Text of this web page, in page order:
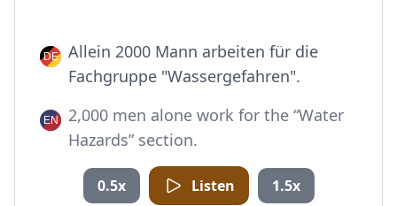
Allein 2000 Mann arbeiten für die
Fachgruppe "Wassergefahren".
2,000 men alone work for the “Water
Hazards” section.
0.5x Listen 1.5x